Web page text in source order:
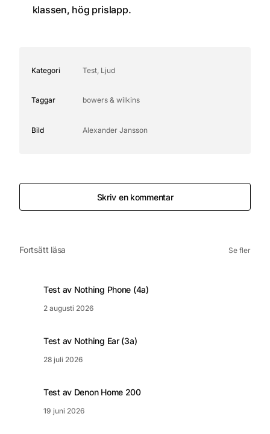
klassen, hög prislapp.
Kategori Test, Ljud
Taggar bowers & wilkins
Bild Alexander Jansson
Skriv en kommentar
Fortsätt läsa Se fler
Test av Nothing Phone (4a)
2 augusti 2026
Test av Nothing Ear (3a)
28 juli 2026
Test av Denon Home 200
19 juni 2026